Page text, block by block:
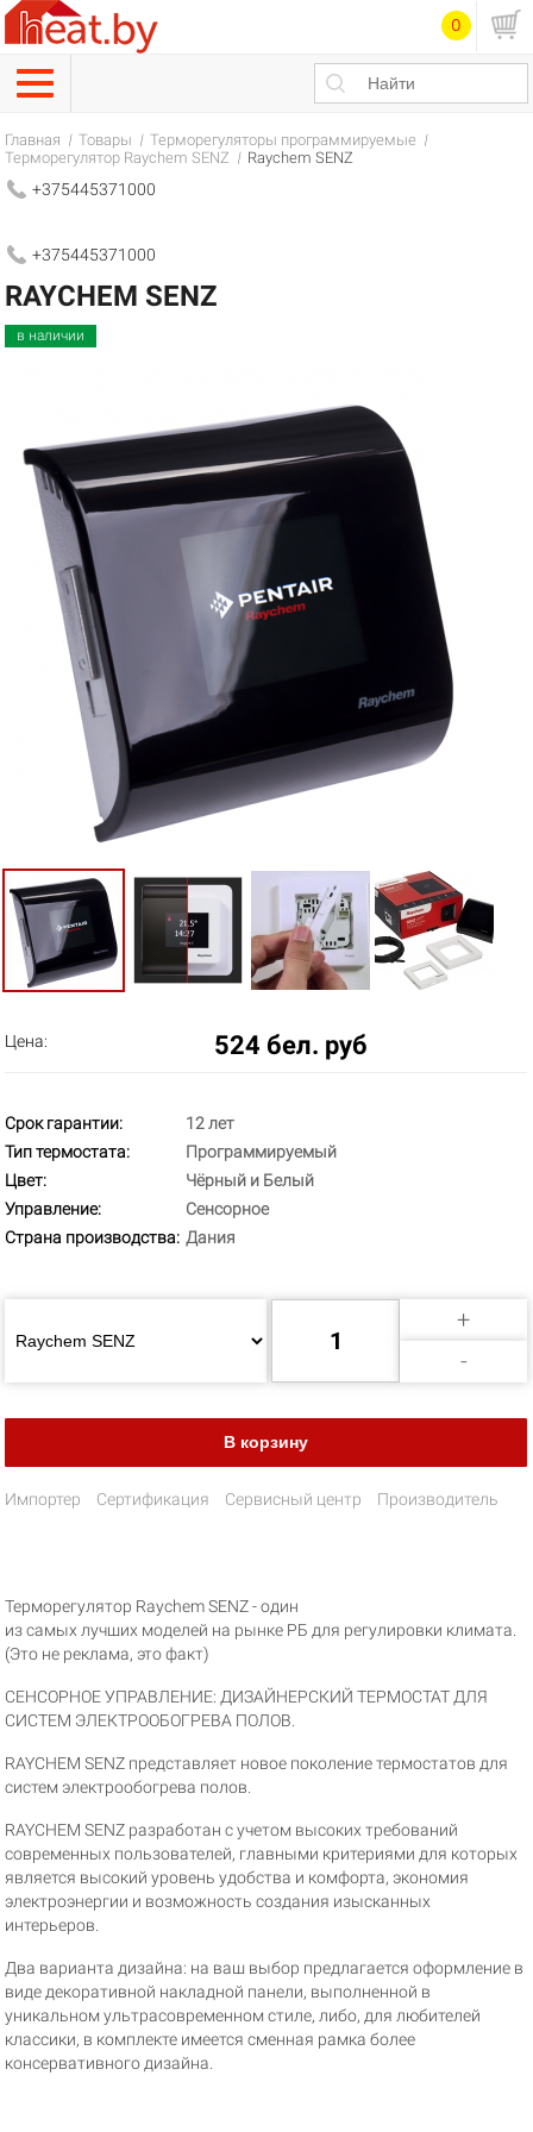
0
Главная Товары
Терморегуляторы программируемые
Терморегулятор Raychem SENZ
Raychem SENZ
+375445371000
+375445371000
RAYCHEM SENZ
в наличии
Цена: 524 бел. руб
Срок гарантии:
12 лет
Тип термостата:
Программируемый
Цвет:
Чёрный и Белый
Управление:
Сенсорное
Страна производства: Дания
+
-
Импортер Сертификация Сервисный центр Производитель
Терморегулятор Raychem SENZ- один
изсамых лучших моделей на рынке РБ для регулировки климата.
(Это не реклама, это факт)
СЕНСОРНОЕ УПРАВЛЕНИЕ: ДИЗАЙНЕРСКИЙ ТЕРМОСТАТ ДЛЯ
СИСТЕМ ЭЛЕКТРООБОГРЕВА ПОЛОВ.
RAYCHEM SENZ представляет новое поколение термостатов для
систем электрообогрева полов.
RAYCHEM SENZ разработан с учетом высоких требований
современных пользователей, главными критериями для которых
является высокий уровень удобства и комфорта, экономия
электроэнергии и возможность создания изысканных
интерьеров.
Два варианта дизайна: на ваш выбор предлагается оформление в
виде декоративной накладной панели, выполненной в
уникальном ультрасовременном стиле, либо, для любителей
классики, в комплекте имеется сменная рамка более
консервативного дизайна.